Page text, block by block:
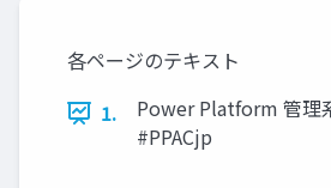
各ページのテキスト
1.
Power Platform 管理
#PPACjp